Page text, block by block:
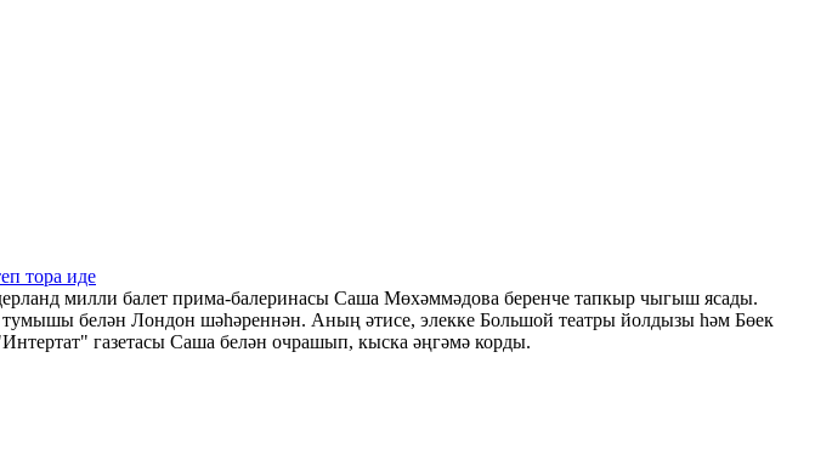
тора иде
милли балет прима-балеринасы Саша Мөхәммәдова беренче тапкыр чыгыш ясады.
белән Лондон шәһәреннән. Аның әтисе, элекке Большой театры йолдызы һәм Бөек
газетасы Саша белән очрашып, кыска әңгәмә корды.